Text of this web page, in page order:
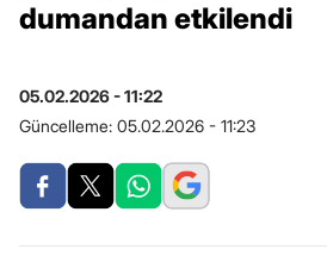
dumandan etkilendi
05.02.2026 - 11:22
Güncelleme: 05.02.2026 - 11:23